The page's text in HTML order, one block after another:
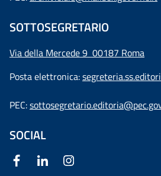
SOTTOSEGRETARIO
Via della Mercede 9 00187 Roma
Posta elettronica:
PEC:
SOCIAL